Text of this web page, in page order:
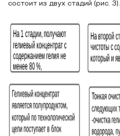
состоит из двух стадий (рис. 3).